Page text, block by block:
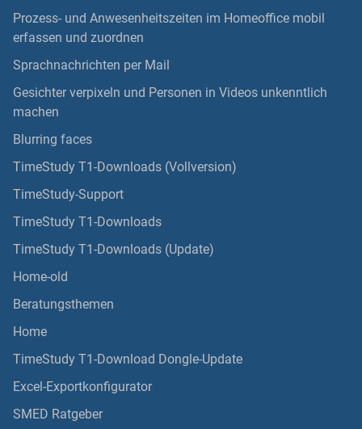
Prozess- und Anwesenheitszeiten im Homeoffice mobil
erfassen und zuordnen
Sprachnachrichten per Mail
Gesichter verpixeln und Personen in Videos unkenntlich
machen
Blurring faces
TimeStudy T1-Downloads (Vollversion)
TimeStudy-Support
TimeStudy T1-Downloads
TimeStudy T1-Downloads (Update)
Home-old
Beratungsthemen
Home
TimeStudy T1-Download Dongle-Update
Excel-Exportkonfigurator
SMED Ratgeber